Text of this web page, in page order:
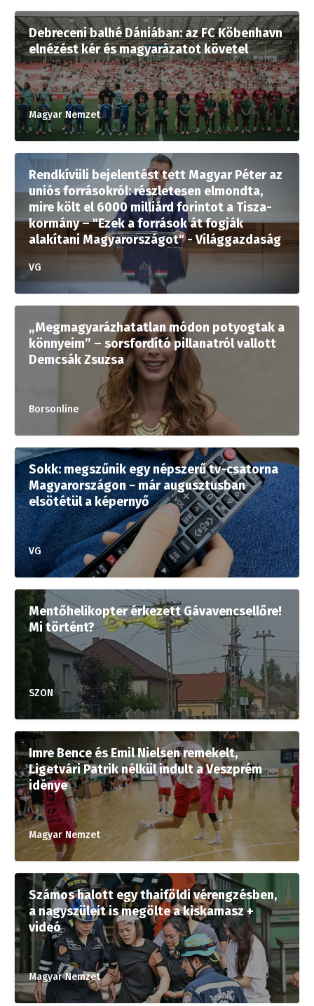
Debreceni balhé Dániában: az FC Köbenhavn
elnézést kér és magyarázatot követel
Magyar Nemzet
Rendkívüli bejelentést tett Magyar Péter az
uniós forrásokról: részletesen elmondta,
mire költ el 6000 milliárd forintot a Tisza-
kormány – "Ezek a források át fogják
alakítani Magyarországot" - Világgazdaság
VG
„Megmagyarázhatatlan módon potyogtak a
könnyeim” – sorsfordító pillanatról vallott
Demcsák Zsuzsa
Borsonline
Sokk: megszűnik egy népszerű tv-csatorna
Magyarországon − már augusztusban
elsötétül a képernyő
VG
Mentőhelikopter érkezett Gávavencsellőre!
Mi történt?
SZON
Imre Bence és Emil Nielsen remekelt,
Ligetvári Patrik nélkül indult a Veszprém
idénye
Magyar Nemzet
Számos halott egy thaiföldi vérengzésben,
a nagyszüleit is megölte a kiskamasz +
videó
Magyar Nemzet